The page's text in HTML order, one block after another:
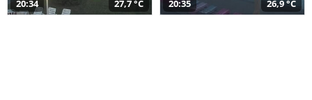
20:34 27,7 °C 20:35 26,9 °C